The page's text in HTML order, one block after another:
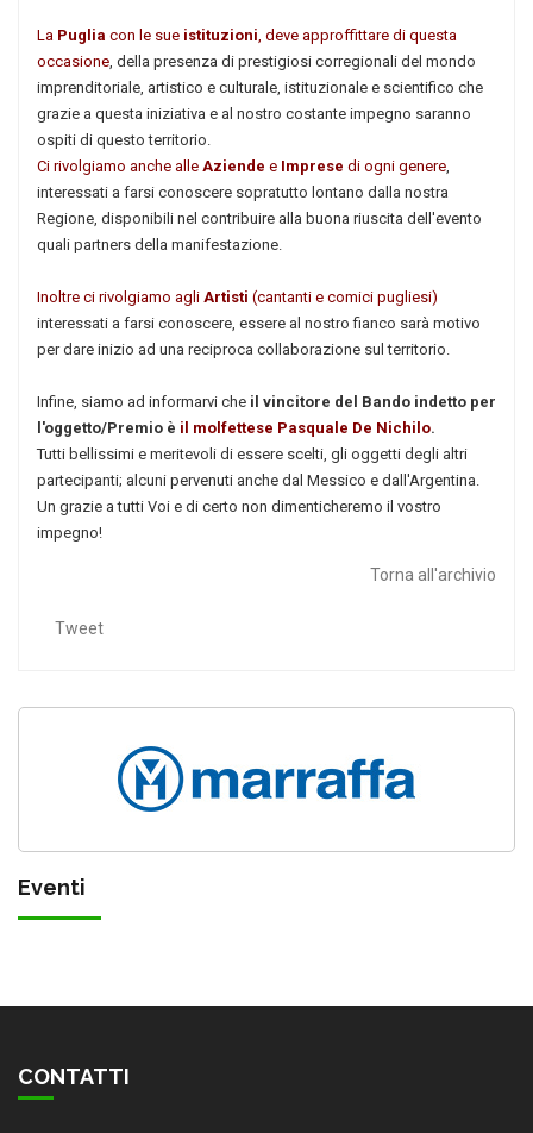
La Puglia con le sue istituzioni , deve approffittare di questa
occasione , della presenza di prestigiosi corregionali del mondo
imprenditoriale, artistico e culturale, istituzionale e scientifico che
grazie a questa iniziativa e al nostro costante impegno saranno
ospiti di questo territorio.
Ci rivolgiamo anche alle Aziende e Imprese di ogni genere
interessati a farsi conoscere sopratutto lontano dalla nostra
Regione, disponibili nel contribuire alla buona riuscita dell'evento
quali partners della manifestazione.
Inoltre ci rivolgiamo agli Artisti (cantanti e comici pugliesi)
interessati a farsi conoscere, essere al nostro fianco sarà motivo
per dare inizio ad una reciproca collaborazione sul territorio.
Infine, siamo ad informarvi che il vincitore del Bando indetto per
l'oggetto/Premio è il molfettese Pasquale De Nichilo.
Tutti bellissimi e meritevoli di essere scelti, gli oggetti degli altri
partecipanti; alcuni pervenuti anche dal Messico e dall'Argentina.
Un grazie a tutti Voi e di certo non dimenticheremo il vostro
impegno!
Torna all'archivio
Tweet
Eventi
CONTATTI